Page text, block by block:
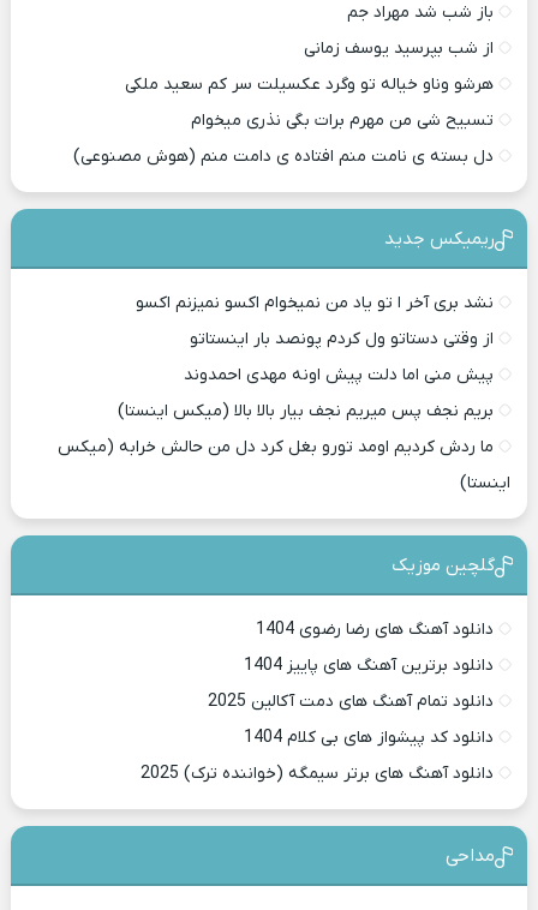
باز شب شد مهراد جم
از شب بپرسید یوسف زمانی
هرشو وناو خیاله تو وگرد عکسیلت سر کم سعید ملکی
تسبیح شی من مهرم برات بگی نذری میخوام
دل بسته ی نامت منم افتاده ی دامت منم (هوش مصنوعی)
ریمیکس جدید
نشد بری آخر ا تو یاد من نمیخوام اکسو نمیزنم اکسو
از وقتی دستاتو ول کردم پونصد بار اینستاتو
پیش منی اما دلت پیش اونه مهدی احمدوند
بریم نجف پس میریم نجف بیار بالا بالا (میکس اینستا)
ما ردش کردیم اومد تورو بغل کرد دل من حالش خرابه (میکس
اینستا)
گلچین موزیک
دانلود آهنگ های رضا رضوی 1404
دانلود برترین آهنگ های پاییز 1404
دانلود تمام آهنگ های دمت آکالین 2025
دانلود کد پیشواز های بی کلام 1404
دانلود آهنگ های برتر سیمگه (خواننده ترک) 2025
مداحی